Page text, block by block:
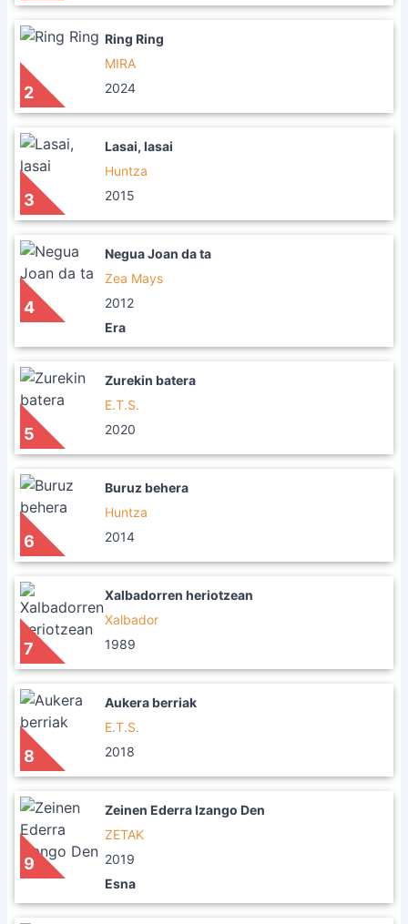
2
Ring Ring
MIRA
2024
3
Lasai, lasai
Huntza
2015
4
Negua Joan da ta
Zea Mays
2012
Era
5
Zurekin batera
E.T.S.
2020
6
Buruz behera
Huntza
2014
7
Xalbadorren heriotzean
Xalbador
1989
8
Aukera berriak
E.T.S.
2018
9
Zeinen Ederra Izango Den
ZETAK
2019
Esna